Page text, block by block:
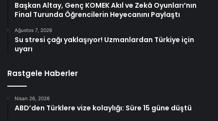
Başkan Altay, Genç KOMEK Akıl ve Zekâ Oyunları’nın
Final Turunda Öğrencilerin Heyecanını Paylaştı
Ağustos 7, 2026
Su stresi çağı yaklaşıyor! Uzmanlardan Türkiye için
uyarı
Rastgele Haberler
Nisan 26, 2026
ABD’den Türklere vize kolaylığı: Süre 15 güne düştü